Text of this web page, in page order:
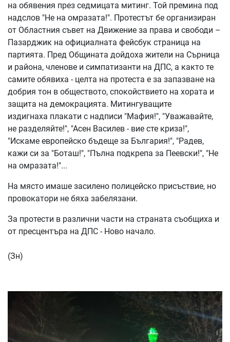
на обявения през седмицата митинг. Той премина под
надслов "Не на омразата!". Протестът бе организиран
от Областния съвет на Движение за права и свободи –
Пазарджик на официалната фейсбук страница на
партията. Пред Общината дойдоха жители на Сърница
и района, членове и симпатизанти на ДПС, а както те
самите обявиха - целта на протеста е за запазване на
добрия тон в обществото, спокойствието на хората и
защита на демокрацията. Митингуващите
издигнаха плакати с надписи "Мафия!", "Уважавайте,
не разделяйте!", "Асен Василев - вие сте криза!",
"Искаме европейско бъдеще за България!", "Радев,
кажи си за "Боташ!", "Пълна подкрепа за Пеевски!", "Не
на омразата!"...
На място имаше засилено полицейско присъствие, но
провокатори не бяха забелязани.
За протести в различни части на страната съобщиха и
от пресцентъра на ДПС - Ново начало.
(Зн)